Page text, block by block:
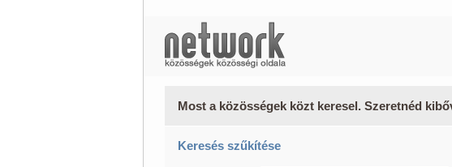
Most a közösségek közt keresel. Szeretnéd
Keresés szűkítése